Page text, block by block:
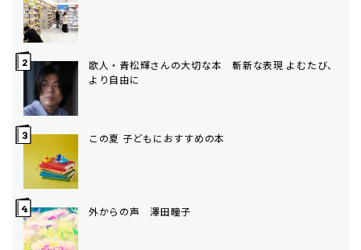
歌人・青松輝さんの大切な本 斬新な表現 よむたび、
より自由に
この夏 子どもにおすすめの本
外からの声 澤田瞳子